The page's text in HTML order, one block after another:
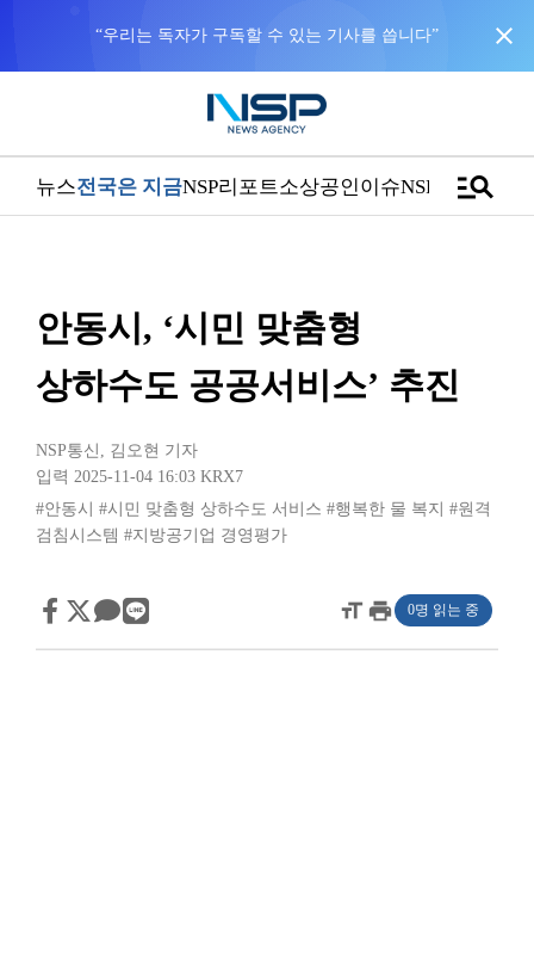
“우리는 독자가 구독할 수 있는 기사를 씁니다” close
뉴스전국은 지금NSP리포트소상공인이슈NSPTVmanage_search
안동시, ‘시민 맞춤형
상하수도 공공서비스’ 추진
NSP통신 , 김오현 기자
입력 2025-11-04 16:03 KRX7
#안동시
#시민 맞춤형 상하수도 서비스 #행복한 물 복지 #원격
검침시스템 #지방공기업 경영평가
format_sizeprint 0명 읽는 중